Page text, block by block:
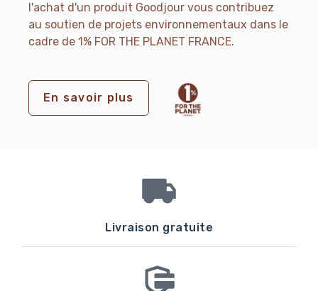
l'achat d'un produit Goodjour vous contribuez
au soutien de projets environnementaux dans le
cadre de 1% FOR THE PLANET FRANCE.
En savoir plus
Livraison gratuite